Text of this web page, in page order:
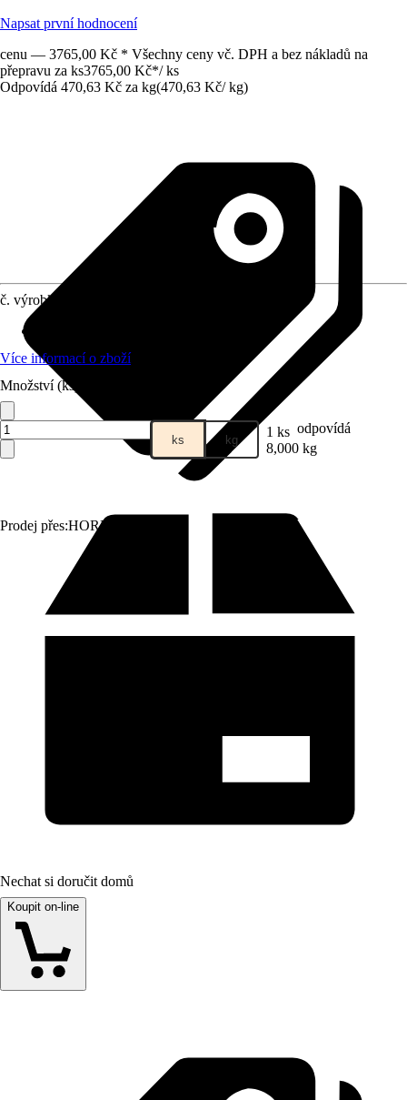
Napsat první hodnocení
cenu — 3765,00 Kč * Všechny ceny vč. DPH a bez nákladů na
přepravu za ks3765,00 Kč*/ ks
Odpovídá 470,63 Kč za kg(470,63 Kč/ kg)
Prodej přes:HORNBACH
č. výrobku
Více informací o zboží
Množství (ks)
ks kg 1 ks odpovídá
8,000 kg
Nechat si doručit domů
Koupit on-line